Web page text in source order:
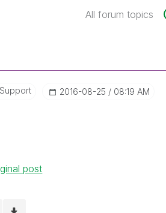
All forum topics
Support ‎2016-08-25 08:19 AM
post